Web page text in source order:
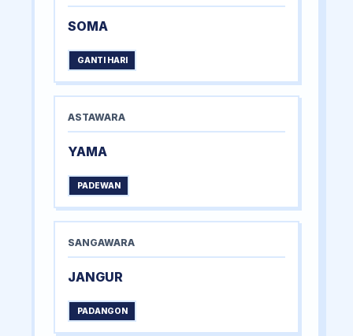
SOMA
GANTI HARI
ASTAWARA
YAMA
PADEWAN
SANGAWARA
JANGUR
PADANGON